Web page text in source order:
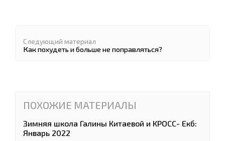
Следующий материал
Как похудеть и больше не поправляться?
ПОХОЖИЕ МАТЕРИАЛЫ
Зимняя школа Галины Китаевой и КРОСС- Екб:
Январь 2022